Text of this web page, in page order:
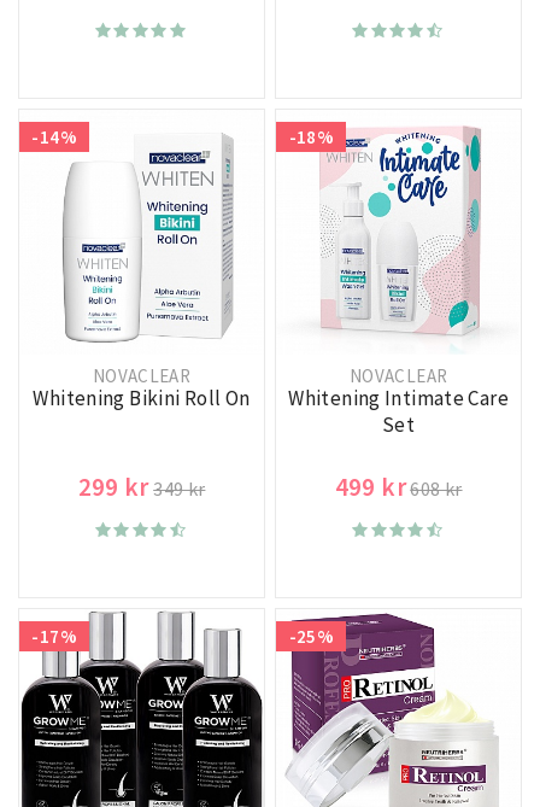
-14%
NOVACLEAR
Whitening Bikini Roll On
299 kr349 kr
-18%
NOVACLEAR
Whitening Intimate Care
Set
499 kr608 kr
-17% -25%